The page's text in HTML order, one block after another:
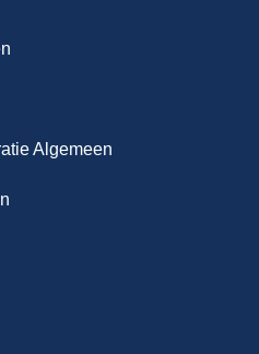
Algemeen